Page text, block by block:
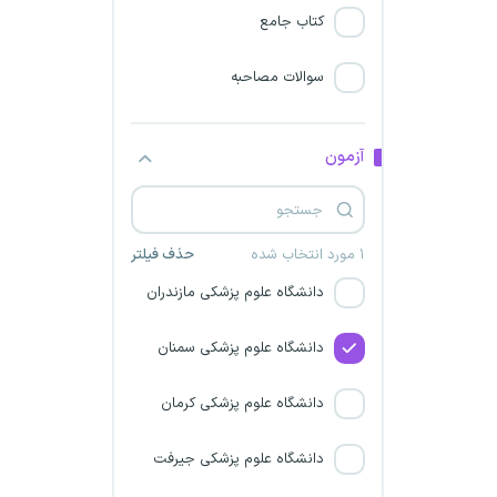
کتاب جامع
سوالات مصاحبه
آزمون
۱ مورد انتخاب شده حذف فیلتر
دانشگاه علوم پزشکی ایلام
سازمان ملل متحد
سازمان ارتباطات رادیویی
دانشگاه علوم پزشکی همدان
دانشگاه علوم پزشکی مازندران
دانشگاه علوم پزشکی سمنان
دانشگاه علوم پزشکی کرمان
دانشگاه علوم پزشکی جیرفت